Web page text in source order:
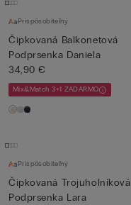
Prispôsobiteľný
Čipkovaná Balkonetová
Podprsenka Daniela
34,90 €
Mix&Match 3+1 ZADARMO
Prispôsobiteľný
Čipkovaná Trojuholníková
Podprsenka Lara